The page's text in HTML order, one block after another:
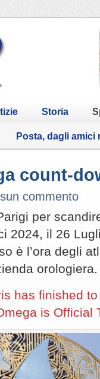
Storia
Posta, dagli amici
count-
commento
per
2024, il 26
è l’ora degli
orologiera.
has finished
is Official